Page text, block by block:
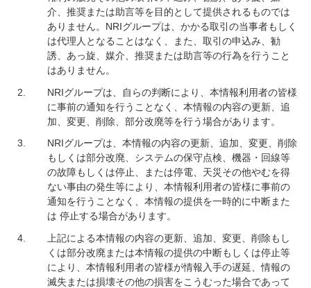
介、推奨または助言等を目的として提供されるものでは
ありません。NRIグループは、かかる取引の当事者もしく
は代理人となることはなく、また、取引の申込み、勧
誘、あっ旋、媒介、推奨または助言等の行為を行うこと
はありません。
NRIグループは、自らの判断により、本情報利用者の皆様
に事前の通知を行うことなく、本情報の内容の更新、追
加、変更、削除、部分改廃等を行う場合があります。
NRIグループは、本情報の内容の更新、追加、変更、削除
もしくは部分改廃、システムの保守点検、機器・回線等
の故障もしくは停止、または停電、天災その他やむを得
ない事由の発生等により、本情報利用者の皆様に事前の
通知を行うことなく、本情報の提供を一時的に中断また
は 停止する場合があります。
上記による本情報の内容の更新、追加、変更、削除もし
くは部分改廃または本情報の提供の中断もしくは停止等
により、本情報利用者の皆様が情報入手の遅延、情報の
滅失または損壊その他の損害をこうむった場合であって